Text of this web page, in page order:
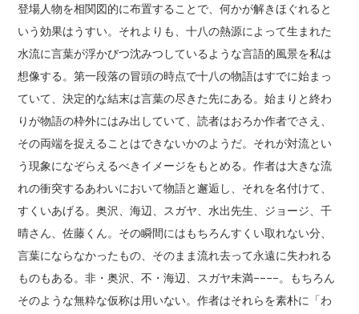
登場人物を相関図的に布置することで、何かが解きほぐれると
いう効果はうすい。それよりも、十八の熱源によって生まれた
水流に言葉が浮かびつ沈みつしているような言語的風景を私は
想像する。第一段落の冒頭の時点で十八の物語はすでに始まっ
ていて、決定的な結末は言葉の尽きた先にある。始まりと終わ
りが物語の枠外にはみ出していて、読者はおろか作者でさえ、
その両端を捉えることはできないかのようだ。それが対流とい
う現象になぞらえるべきイメージをもとめる。作者は大きな流
れの衝突するあわいにおいて物語と邂逅し、それを名付けて、
すくいあげる。奥沢、海辺、スガヤ、水出先生、ジョージ、千
晴さん、佐藤くん。その瞬間にはもちろんすくい取れない分、
言葉にならなかったもの、そのまま流れ去って永遠に失われる
ものもある。非・奥沢、不・海辺、スガヤ未満––––。もちろん
そのような無粋な仮称は用いない。作者はそれらを素朴に「わ